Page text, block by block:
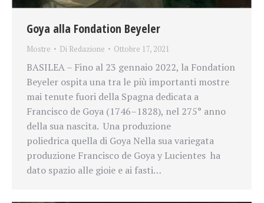
Goya alla Fondation Beyeler
Mostre Di Redazione Ottobre 17, 2021
BASILEA – Fino al 23 gennaio 2022, la Fondation
Beyeler ospita una tra le più importanti mostre
mai tenute fuori della Spagna dedicata a
Francisco de Goya (1746–1828), nel 275° anno
della sua nascita. Una produzione
poliedrica quella di Goya Nella sua variegata
produzione Francisco de Goya y Lucientes ha
dato spazio alle gioie e ai fasti…